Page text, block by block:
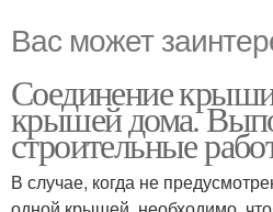
Вас может
Соединение
крышей дома.
строительные
В случае, когда не